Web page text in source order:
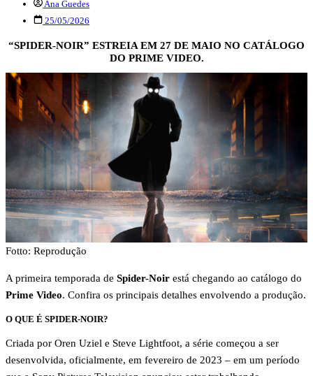
Ana Guedes
25/05/2026
“SPIDER-NOIR” ESTREIA EM 27 DE MAIO NO CATÁLOGO
DO PRIME VIDEO.
Fotto: Reprodução
A primeira temporada de Spider-Noir está chegando ao catálogo do
Prime Video. Confira os principais detalhes envolvendo a produção.
O QUE É SPIDER-NOIR?
Criada por Oren Uziel e Steve Lightfoot, a série começou a ser
desenvolvida, oficialmente, em fevereiro de 2023 – em um período